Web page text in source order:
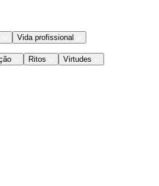
Vida profissional
Ritos Virtudes